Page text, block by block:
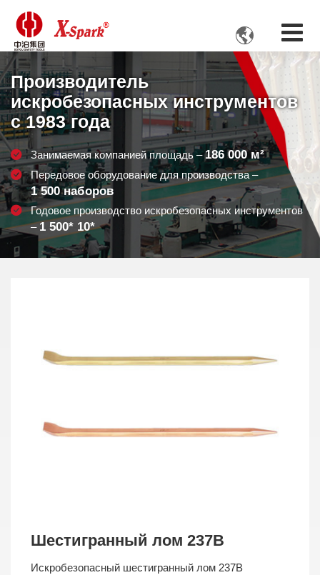

Производитель
искробезопасных инструментов
с 1983 года
Занимаемая компанией площадь –186 000м²
Передовое оборудование для производства –
1 500наборов
Годовое производство искробезопасных инструментов
– 1 500* 10*
Шестигранный лом 237B
Искробезопасный шестигранный лом 237B